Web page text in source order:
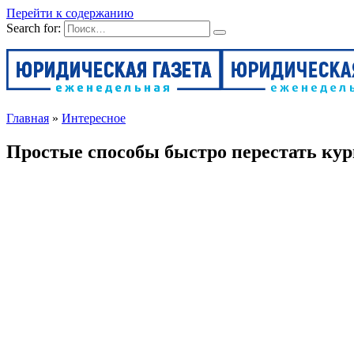
Перейти к содержанию
Search for:
Главная » Интересное
Простые способы быстро перестать